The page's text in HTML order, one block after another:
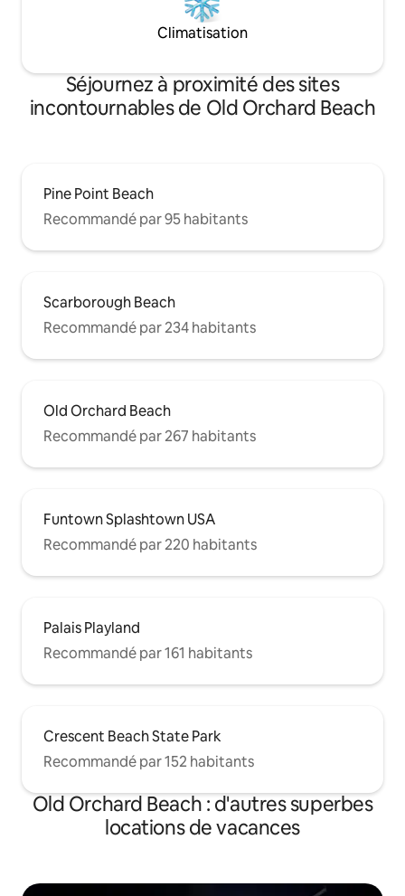
Climatisation
Séjournez à proximité des sites
incontournables de Old Orchard Beach
Pine Point Beach
Recommandé par 95 habitants
Scarborough Beach
Recommandé par 234 habitants
Old Orchard Beach
Recommandé par 267 habitants
Funtown Splashtown USA
Recommandé par 220 habitants
Palais Playland
Recommandé par 161 habitants
Crescent Beach State Park
Recommandé par 152 habitants
Old Orchard Beach : d'autres superbes
locations de vacances